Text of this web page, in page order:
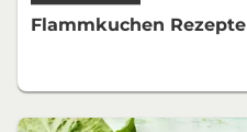
Flammkuchen Rezepte